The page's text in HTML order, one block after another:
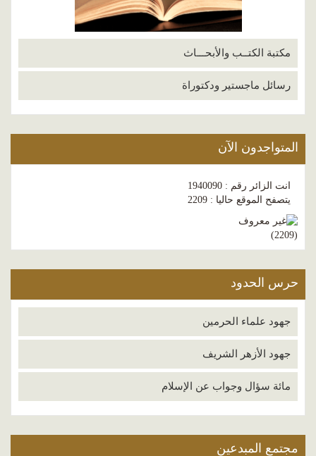
مكتبة الكتــب والأبحـــاث
رسائل ماجستير ودكتوراة
المتواجدون الآن
انت الزائر رقم : 1940090
يتصفح الموقع حاليا : 2209
(
2209
)
حرس الحدود
جهود علماء الحرمين
جهود الأزهر الشريف
مائة سؤال وجواب عن الإسلام
مجتمع المبدعين